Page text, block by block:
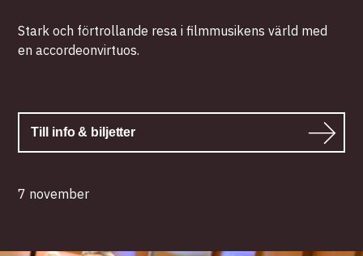
Stark och förtrollande resa i filmmusikens värld med
en accordeonvirtuos.
Till info & biljetter
7 november